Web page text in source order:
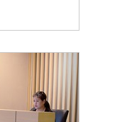
Next2